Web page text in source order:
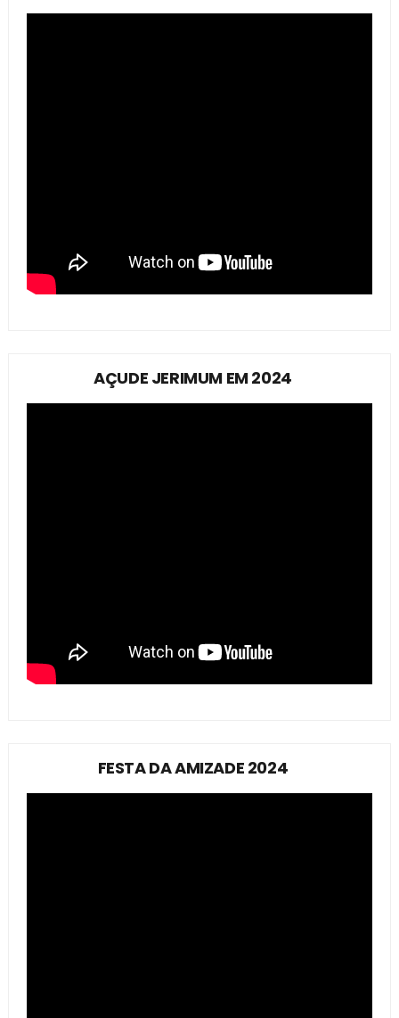
AÇUDE JERIMUM EM 2024
FESTA DA AMIZADE 2024